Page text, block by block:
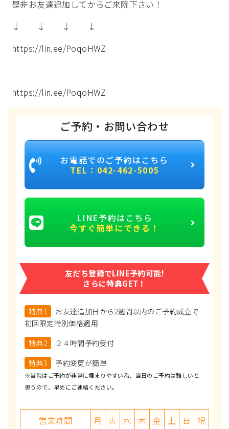
是非お友達追加してからご来院下さい！
↓ ↓ ↓ ↓
https://lin.ee/PoqoHWZ
https://lin.ee/PoqoHWZ
ご予約・お問い合わせ
お電話でのご予約はこちら
TEL：042-462-5005
LINE予約はこちら
今すぐ簡単にできる！
友だち登録でLINE予約可能!
さらに特典GET！
特典1
お友達追加日から2週間以内のご予約成立で
初回限定特別価格適用
特典2
２４時間予約受付
特典3
予約変更が簡単
※当院はご予約が非常に埋まりやすい為、当日のご予約は難しいと
思うので、早めにご連絡ください。
営業時間 月 火 水 木 金 土 日 祝